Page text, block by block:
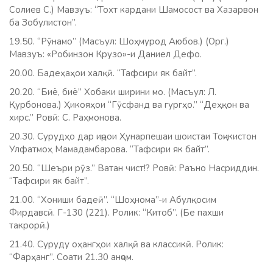
Солиев С.) Мавзуъ: “Тохт кардани Шамосост ва Хазарвон
ба Зобулистон”.
19.50. “Рӯнамо” (Масъул: Шоҳмурод Аюбов.) (Орг.)
Мавзуъ: «Робинзон Крузо»-и Даниел Дефо.
20.00. Бадеҳаҳои халқӣ. “Тафсири як байт”.
20.20. “Биё, биё” Хобаки ширини мо. (Масъул: Л.
Қурбонова.) Ҳикояҳои “Гӯсфанд ва гургҳо.” “Деҳқон ва
хирс.” Ровӣ: С. Раҳмонова.
20.30. Сурудҳо дар иҷрои Ҳунарпешаи шоистаи Тоҷикистон
Улфатмоҳ Мамадамбарова. “Тафсири як байт”.
20.50. “Шеъри рӯз.” Ватан чист!? Ровӣ: Раъно Насриддин.
“Тафсири як байт”.
21.00. “Хониши бадеӣ”. “Шоҳнома”-и Абулқосим
Фирдавсӣ. Г-130 (221). Ролик: “Китоб”. (Бе пахши
такрорӣ.)
21.40. Суруду оҳангҳои халқӣ ва классикӣ. Ролик:
“Фарҳанг”. Соати 21.30 анҷом.